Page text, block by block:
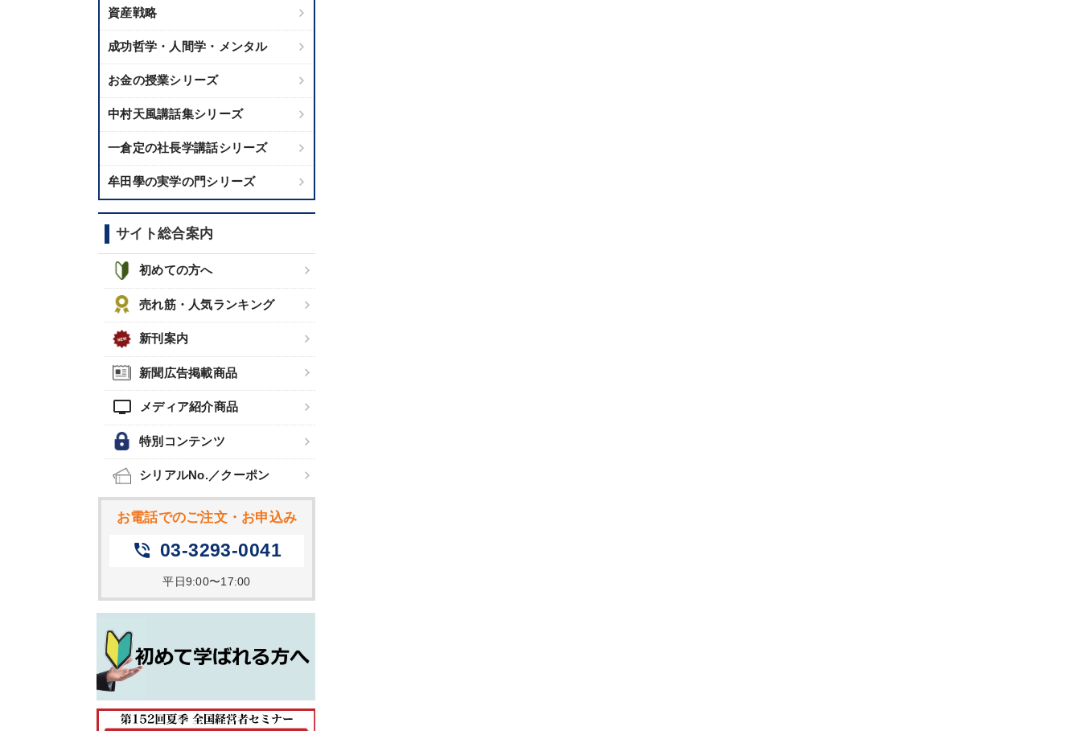
資産戦略
成功哲学・人間学・メンタル
お金の授業シリーズ
中村天風講話集シリーズ
一倉定の社長学講話シリーズ
牟田學の実学の門シリーズ
サイト総合案内
初めての方へ
売れ筋・人気ランキング
新刊案内
新聞広告掲載商品
tv メディア紹介商品
特別コンテンツ
シリアルNo.／クーポン
お電話でのご注文・お申込み
phone_in_talk 03-3293-0041
平日9:00〜17:00